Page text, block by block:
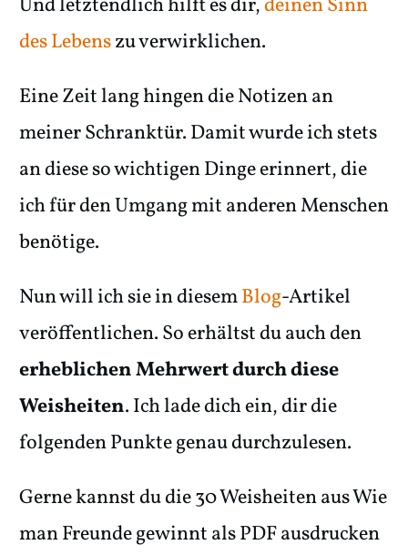
des Lebenszu verwirklichen.
Eine Zeit lang hingen die Notizen an
meiner Schranktür. Damit wurde ich stets
an diese so wichtigen Dinge erinnert, die
ich für den Umgang mit anderen Menschen
benötige.
Nun will ich sie in diesemBlog-Artikel
veröffentlichen. So erhältst du auch den
erheblichen Mehrwert durch diese
Weisheiten. Ich lade dich ein, dir die
folgenden Punkte genau durchzulesen.
Gerne kannst du die 30 Weisheiten aus Wie
man Freunde gewinnt als PDF ausdrucken